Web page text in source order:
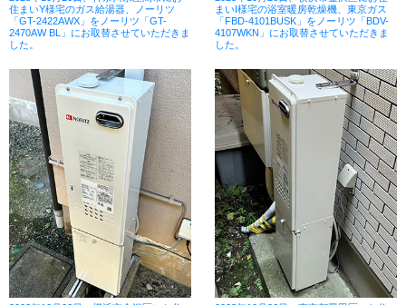
住まいY様宅のガス給湯器、ノーリツ
「GT-2422AWX」をノーリツ「GT-
2470AW BL」にお取替させていただきま
した。
まいI様宅の浴室暖房乾燥機、東京ガス
「FBD-4101BUSK」をノーリツ「BDV-
4107WKN」にお取替させていただきま
した。